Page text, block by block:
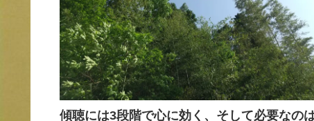
傾聴には3段階で心に効く、そして必要なの